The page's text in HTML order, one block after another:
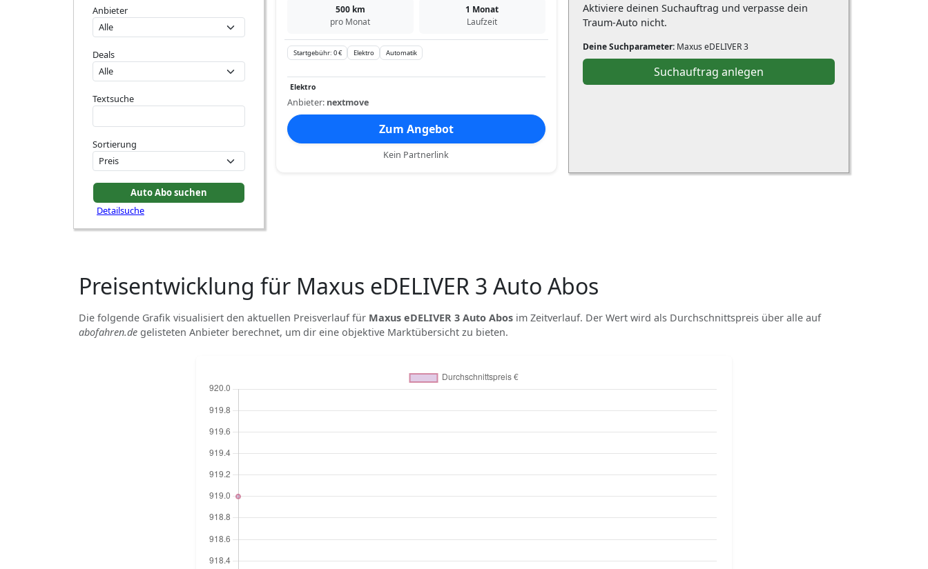
Anbieter
Deals
Textsuche
Sortierung
Detailsuche
500 km
pro Monat
1 Monat
Laufzeit
Startgebühr: 0 € Elektro Automatik
Elektro
Anbieter: nextmove
Zum Angebot
Kein Partnerlink
Aktiviere deinen Suchauftrag und verpasse dein
Traum-Auto nicht.
Deine Suchparameter:Maxus eDELIVER 3
Suchauftrag anlegen
Preisentwicklung für Maxus eDELIVER 3 Auto Abos
Die folgende Grafik visualisiert den aktuellen Preisverlauf für Maxus eDELIVER 3 Auto Abos im Zeitverlauf. Der Wert wird als Durchschnittspreis über alle auf
abofahren.de gelisteten Anbieter berechnet, um dir eine objektive Marktübersicht zu bieten.